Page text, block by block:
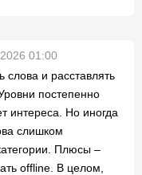
01:00
слова и расставлять
постепенно
интереса. Но иногда
слишком
Плюсы –
offline. В целом,